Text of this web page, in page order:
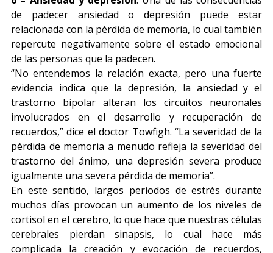
de padecer ansiedad o depresión puede estar
relacionada con la pérdida de memoria, lo cual también
repercute negativamente sobre el estado emocional
de las personas que la padecen.
“No entendemos la relación exacta, pero una fuerte
evidencia indica que la depresión, la ansiedad y el
trastorno bipolar alteran los circuitos neuronales
involucrados en el desarrollo y recuperación de
recuerdos,” dice el doctor Towfigh. “La severidad de la
pérdida de memoria a menudo refleja la severidad del
trastorno del ánimo, una depresión severa produce
igualmente una severa pérdida de memoria”.
En este sentido, largos períodos de estrés durante
muchos días provocan un aumento de los niveles de
cortisol en el cerebro, lo que hace que nuestras células
cerebrales pierdan sinapsis, lo cual hace más
complicada la creación y evocación de recuerdos,